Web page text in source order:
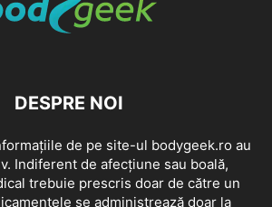
DESPRE NOI
de pe site-ul bodygeek.ro au
Indiferent de afecțiune sau boală,
trebuie prescris doar de către un
se administrează doar la